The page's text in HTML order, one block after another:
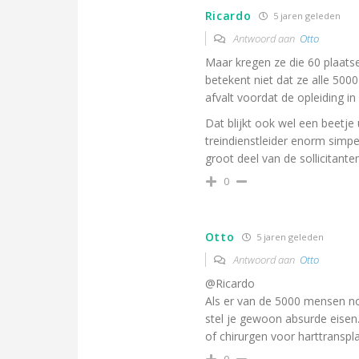
Ricardo 5 jaren geleden
Antwoord aan Otto
Maar kregen ze die 60
betekent niet dat ze alle
afvalt voordat de opleiding
Dat blijkt ook wel een beetje
treindienstleider enorm
groot deel van de
0
Otto 5 jaren geleden
Antwoord aan Otto
@Ricardo
Als er van de 5000 mensen
stel je gewoon absurde
of chirurgen voor